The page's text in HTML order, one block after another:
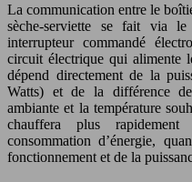
La communication entre le
sèche-serviette se fait via
interrupteur commandé
circuit électrique qui alimente
dépend directement de la
Watts) et de la différence
ambiante et la température
chauffera plus
consommation d’énergie,
fonctionnement et de la